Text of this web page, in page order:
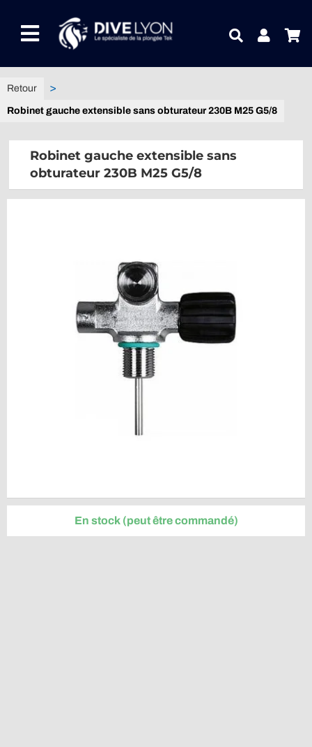
contenuToggle
Navigation
NOTRE UNIVERS PRODUITS
CONTACTEZ-NOUS
Robinet gauche extensible sans obturateur 230B M25 G5/8
Robinet gauche extensible sans
obturateur 230B M25 G5/8
En stock (peut être commandé)